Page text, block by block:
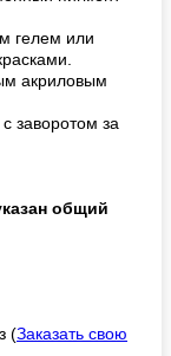
гелем или
акриловым
заворотом за
общий
(Заказать свою